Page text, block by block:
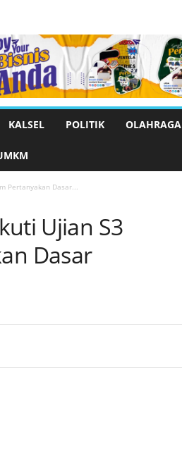
KALSEL POLITIK OLAHRAGA
Pertanyakan Dasar...
Ujian S3
Dasar